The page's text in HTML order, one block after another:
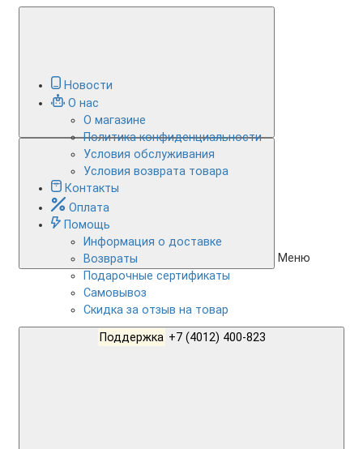
Меню
Новости
О нас
О магазине
Политика конфиденциальности
Условия обслуживания
Условия возврата товара
Контакты
Оплата
Помощь
Информация о доставке
Возвраты
Подарочные сертификаты
Самовывоз
Скидка за отзыв на товар
Поддержка